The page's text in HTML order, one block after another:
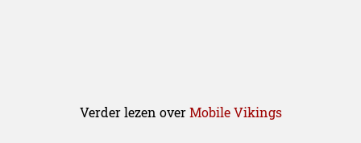
Verder lezen overMobile Vikings